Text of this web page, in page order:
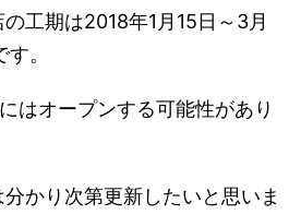
工期は2018年1月15日～3月
。
はオープンする可能性があり
かり次第更新したいと思いま